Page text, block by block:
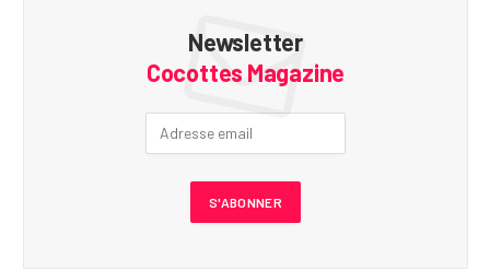
Newsletter
Cocottes Magazine